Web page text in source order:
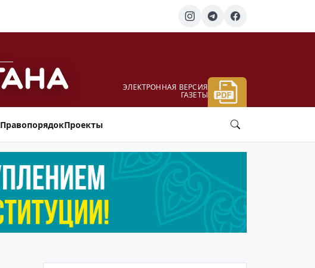
ЭЛЕКТРОННАЯ ВЕРСИЯ
ГАЗЕТЫ
ПравопорядокПроекты